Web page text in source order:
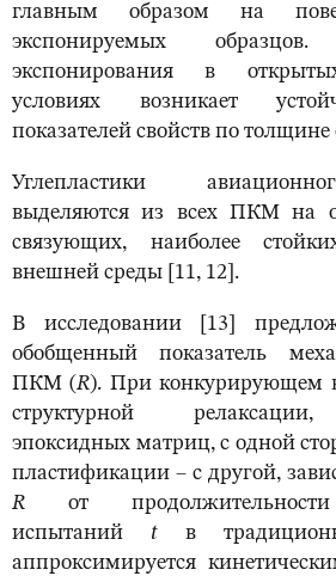
главным образом на
экспонируемых
экспонирования в
условиях возникает
показателей свойств по
Углепластики
выделяются из всех ПКМ на
связующих, наиболее
внешней среды [11, 12].
В исследовании [13]
обобщенный показатель
ПКМ (R). При конкурирующем
структурной
эпоксидных матриц, с одной
пластификации – с другой,
R от
испытаний tв
аппроксимируется